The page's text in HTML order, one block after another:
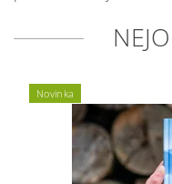
Novinka